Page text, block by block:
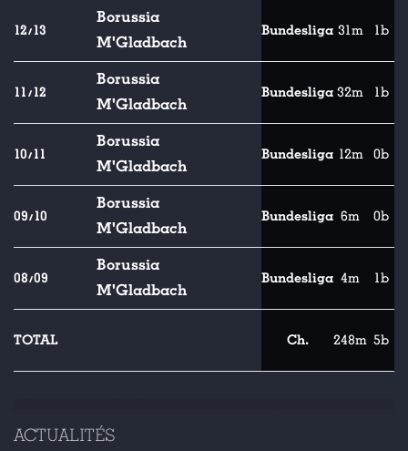
12/13
Borussia
M'Gladbach
Bundesliga 31m 1b
11/12
Borussia
M'Gladbach
Bundesliga 32m 1b
10/11
Borussia
M'Gladbach
Bundesliga 12m 0b
09/10
Borussia
M'Gladbach
Bundesliga 6m 0b
08/09
Borussia
M'Gladbach
Bundesliga 4m 1b
TOTAL Ch. 248m 5b
ACTUALITÉS